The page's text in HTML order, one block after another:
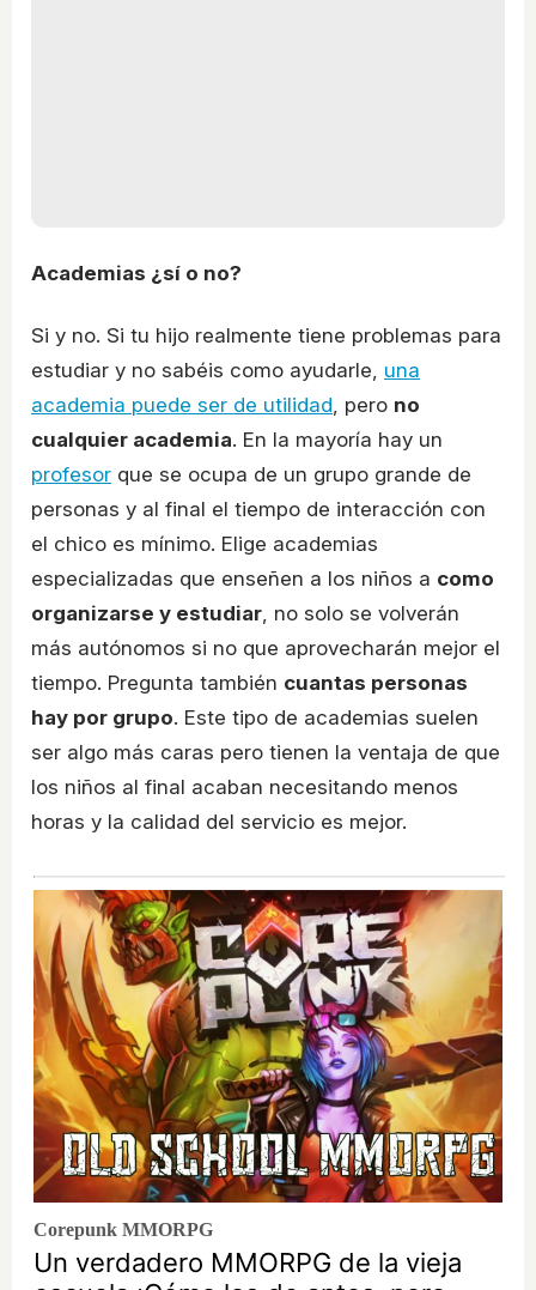
Academias ¿sí o no?
Si y no. Si tu hijo realmente tiene problemas para
estudiar y no sabéis como ayudarle, una
academia puede ser de utilidad, pero no
cualquier academia. En la mayoría hay un
profesor que se ocupa de un grupo grande de
personas y al final el tiempo de interacción con
el chico es mínimo. Elige academias
especializadas que enseñen a los niños a como
organizarse y estudiar, no solo se volverán
más autónomos si no que aprovecharán mejor el
tiempo. Pregunta también cuantas personas
hay por grupo. Este tipo de academias suelen
ser algo más caras pero tienen la ventaja de que
los niños al final acaban necesitando menos
horas y la calidad del servicio es mejor.
Corepunk MMORPG
Un verdadero MMORPG de la vieja